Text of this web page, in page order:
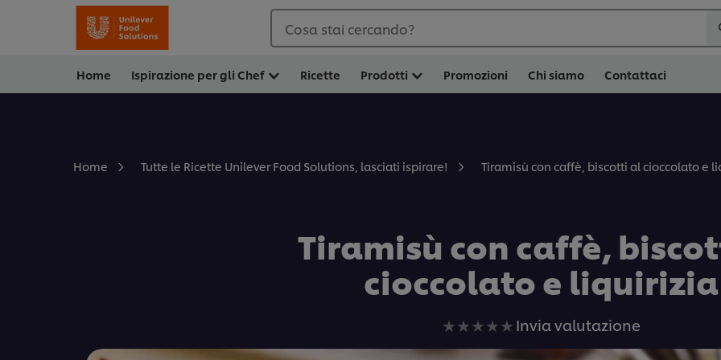
Cosa stai cercando?
Home Ispirazione per gli Chef Ricette Prodotti Promozioni Chi siamo Contattaci
Home Tutte le Ricette Unilever Food Solutions, lasciati ispirare! Tiramisù con caffè, biscotti al cioccolato e
Tiramisù con caffè,
cioccolato e liquirizia
Nessuna
valutazione
Invia valutazione